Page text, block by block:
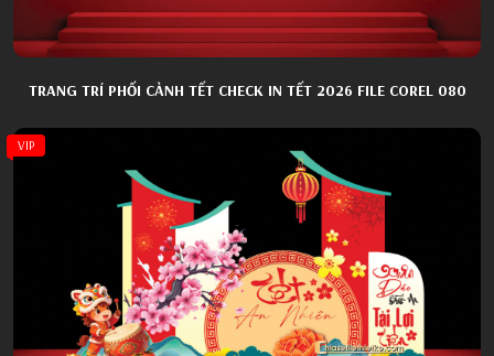
TRANG TRÍ PHỐI CẢNH TẾT CHECK IN TẾT 2026 FILE COREL 080
VIP